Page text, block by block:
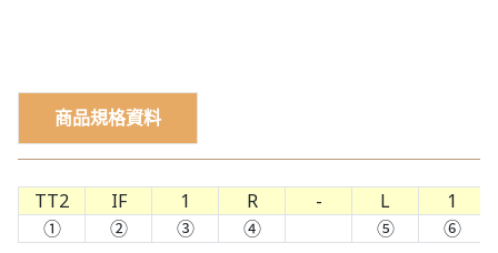
商品規格資料
TT2 IF 1 R - L
1
①
② ③ ④ ⑤ ⑥